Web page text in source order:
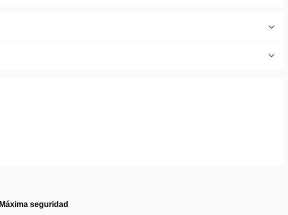
Máxima seguridad